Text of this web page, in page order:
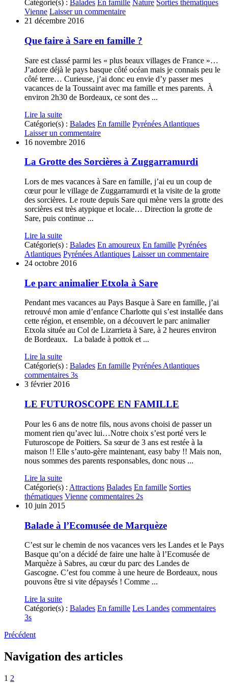
Catégorie(s) : Balades En famille Nature Sorties thématiques
Vienne Laisser un commentaire
21 décembre 2016
Que faire à Sare en famille ?
Sare est classé parmi les « plus beaux villages de France »…
J’adore déjà le pays basque côté océan mais je connais peu le
côté terre… Curieuse, j’ai donc eu envie d’y passer mes
vacances de la Toussaint avec ma famille et mes parents. À
environ 2h30 de Bordeaux, ce sont des ...
Lire la suite
Catégorie(s) : Balades En famille Pyrénées Atlantiques
Laisser un commentaire
16 novembre 2016
La Grotte des Sorcières à Zuggarramurdi
Lors de mes vacances à Sare en famille, j’ai eu un coup de
cœur pour le village de Zuggarramurdi et la visite de la grotte
des sorcières. Le route depuis Sare qui mène vers la grotte des
sorcières est très atypique et locale… Direction la grotte de
Sare, puis continue ...
Lire la suite
Catégorie(s) : Balades En amoureux En famille Pyrénées
Atlantiques Pyrénées Atlantiques Laisser un commentaire
24 octobre 2016
Le parc animalier Etxola à Sare
Pendant mes vacances au Pays Basque à Sare en famille, j’ai
retrouvé mon amie d’enfance Charlotte qui s’est installée dans
cette région, et ensemble, on a découvert le parc animalier
Etxola située au Col de Lizarrieta à Sare, à 2 heures environ
de Bordeaux. La balade à pottok et ...
Lire la suite
Catégorie(s) : Balades En famille Pyrénées Atlantiques
commentaires 3s
3 février 2016
LE FUTUROSCOPE EN FAMILLE
Pour les 6 ans de notre fils, nous avons choisi de passer un
moment rien qu’avec lui…Notre choix s’est porté vers le
Futuroscope de Poitiers. Sa sœur de 3 ans est restée à la
maison !! Elle s’auto-gère maintenant, easy baby !! Mais non,
nous sommes des parents responsables, donc nous ...
Lire la suite
Catégorie(s) : Attractions Balades En famille Sorties
thématiques Vienne commentaires 2s
10 juin 2015
Balade à l’Ecomusée de Marquèze
C’est sur le chemin de nos vacances vers les Landes et le Pays
Basque qu’on a décidé de faire une halte à l’Ecomusée de
Marquèze à Sabres, au cœur du parc des Landes de
Gascogne. C’est fou comme à une heure de Bordeaux, nous
pouvons être si vite dépaysés ! Comme ...
Lire la suite
Catégorie(s) : Balades En famille Les Landes commentaires
3s
Précédent
Navigation des articles
1 2